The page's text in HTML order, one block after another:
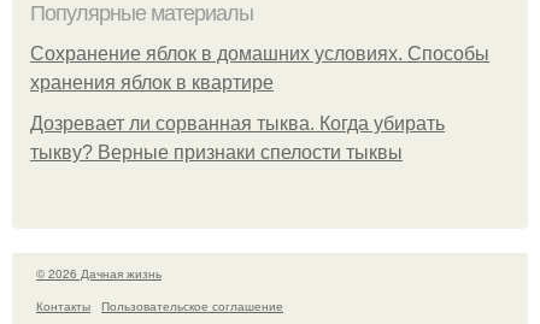
Популярные материалы
Сохранение яблок в домашних условиях. Способы
хранения яблок в квартире
Дозревает ли сорванная тыква. Когда убирать
тыкву? Верные признаки спелости тыквы
© 2026 Дачная жизнь
Контакты
Пользовательское соглашение